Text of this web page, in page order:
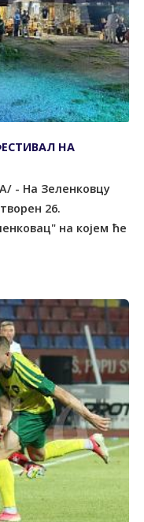
НА
- На Зеленковцу
26.
на којем ће